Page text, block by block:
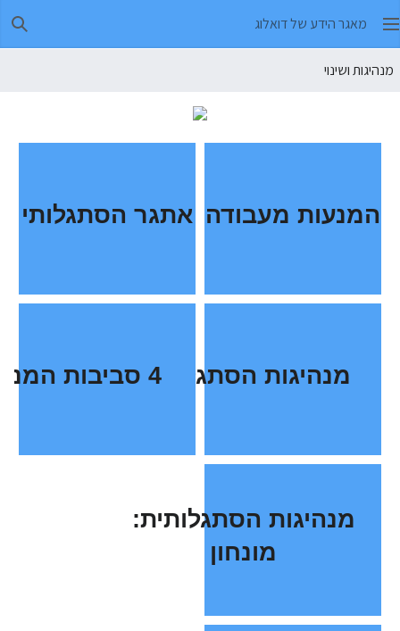
מאגר הידע של דואלוג
מנהיגות ושינוי
המנעות מעבודה אתגר הסתגלותי
מנהיגות הסתגלותית
4 סביבות המנהיגות
מנהיגות הסתגלותית:
מונחון